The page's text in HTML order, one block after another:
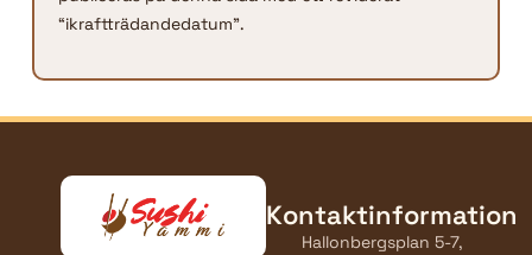
“ikraftträdandedatum”.
Kontaktinformation
Hallonbergsplan 5-7,